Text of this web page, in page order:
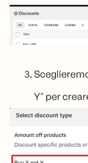
Y" per